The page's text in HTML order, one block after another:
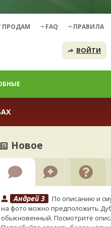
ПРОДАМ FAQ ПРАВИЛА
ВОЙТИ
Новое
Андрей 3
По описанию и
на фото можно предположить
обыкновенный. Посмотрите